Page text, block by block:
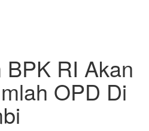
RI Akan
OPD Di